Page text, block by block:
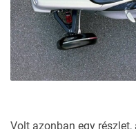
Volt azonban egy